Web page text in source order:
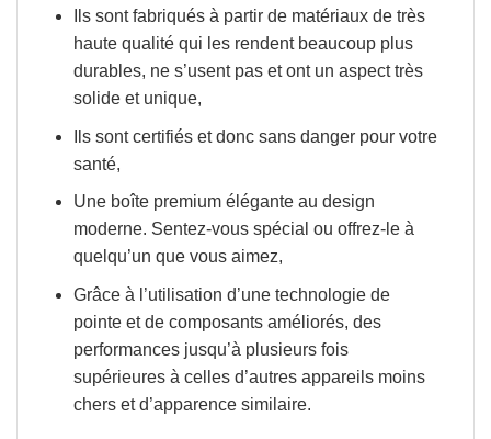
Ils sont fabriqués à partir de matériaux de très
haute qualité qui les rendent beaucoup plus
durables, ne s’usent pas et ont un aspect très
solide et unique,
Ils sont certifiés et donc sans danger pour votre
santé,
Une boîte premium élégante au design
moderne. Sentez-vous spécial ou offrez-le à
quelqu’un que vous aimez,
Grâce à l’utilisation d’une technologie de
pointe et de composants améliorés, des
performances jusqu’à plusieurs fois
supérieures à celles d’autres appareils moins
chers et d’apparence similaire.